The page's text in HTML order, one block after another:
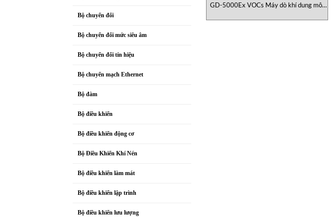
Bộ chuyển đổi
Bộ chuyển đổi mức siêu âm
Bộ chuyển đổi tín hiệu
Bộ chuyển mạch Ethernet
Bộ đàm
Bộ điều khiển
Bộ điều khiển động cơ
Bộ Điều Khiển Khí Nén
Bộ điều khiển làm mát
Bộ điều khiển lập trình
Bộ điều khiển lưu lượng
GD-5000Ex VOCs Máy dò khí dung môi